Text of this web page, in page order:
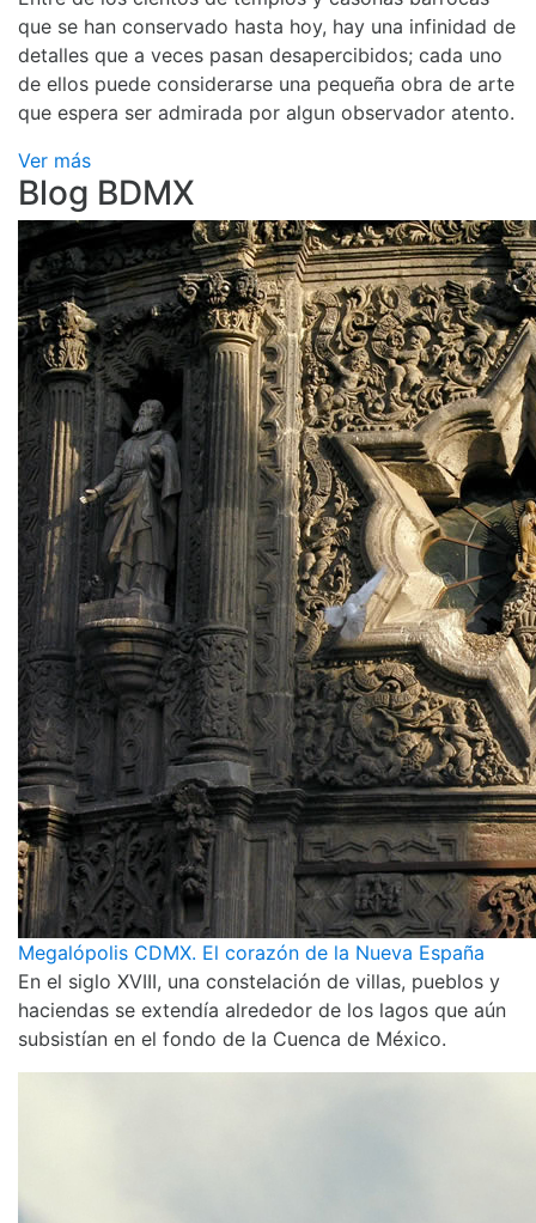
que se han conservado hasta hoy, hay una infinidad de
detalles que a veces pasan desapercibidos; cada uno
de ellos puede considerarse una pequeña obra de arte
que espera ser admirada por algun observador atento.
Ver más
Blog BDMX
Megalópolis CDMX. El corazón de la Nueva España
En el siglo XVIII, una constelación de villas, pueblos y
haciendas se extendía alrededor de los lagos que aún
subsistían en el fondo de la Cuenca de México.